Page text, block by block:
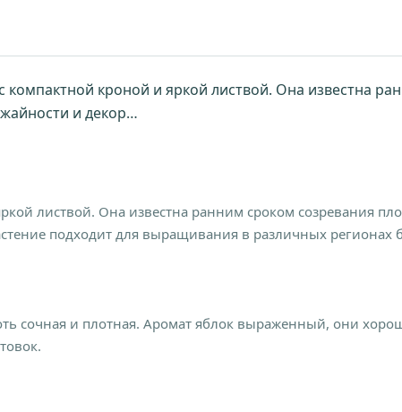
кроной и яркой листвой. Она известна
и декор…
листвой. Она известна ранним сроком созревания
подходит для выращивания в различных регионах
сочная и плотная. Аромат яблок выраженный, они